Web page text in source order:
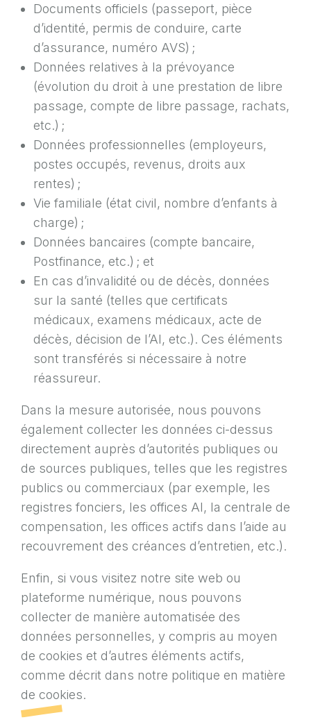
Documents officiels (passeport, pièce
d’identité, permis de conduire, carte
d’assurance, numéro AVS) ;
Données relatives à la prévoyance
(évolution du droit à une prestation de libre
passage, compte de libre passage, rachats,
etc.) ;
Données professionnelles (employeurs,
postes occupés, revenus, droits aux
rentes) ;
Vie familiale (état civil, nombre d’enfants à
charge) ;
Données bancaires (compte bancaire,
Postfinance, etc.) ; et
En cas d’invalidité ou de décès, données
sur la santé (telles que certificats
médicaux, examens médicaux, acte de
décès, décision de l’AI, etc.). Ces éléments
sont transférés si nécessaire à notre
réassureur.
Dans la mesure autorisée, nous pouvons
également collecter les données ci-dessus
directement auprès d’autorités publiques ou
de sources publiques, telles que les registres
publics ou commerciaux (par exemple, les
registres fonciers, les offices AI, la centrale de
compensation, les offices actifs dans l’aide au
recouvrement des créances d’entretien, etc.).
Enfin, si vous visitez notre site web ou
plateforme numérique, nous pouvons
collecter de manière automatisée des
données personnelles, y compris au moyen
de cookies et d’autres éléments actifs,
comme décrit dans notre politique en matière
de cookies.